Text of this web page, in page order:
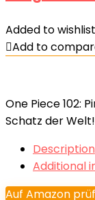
Added to wishlist
Add to
One Piece 102:
Schatz der
Description
Additional
Auf Amazon